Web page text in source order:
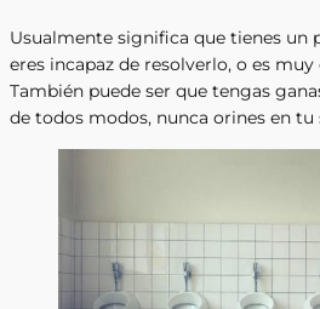
Usualmente significa que tienes un
eres incapaz de resolverlo, o es
También puede ser que tengas
de todos modos, nunca orines en tu